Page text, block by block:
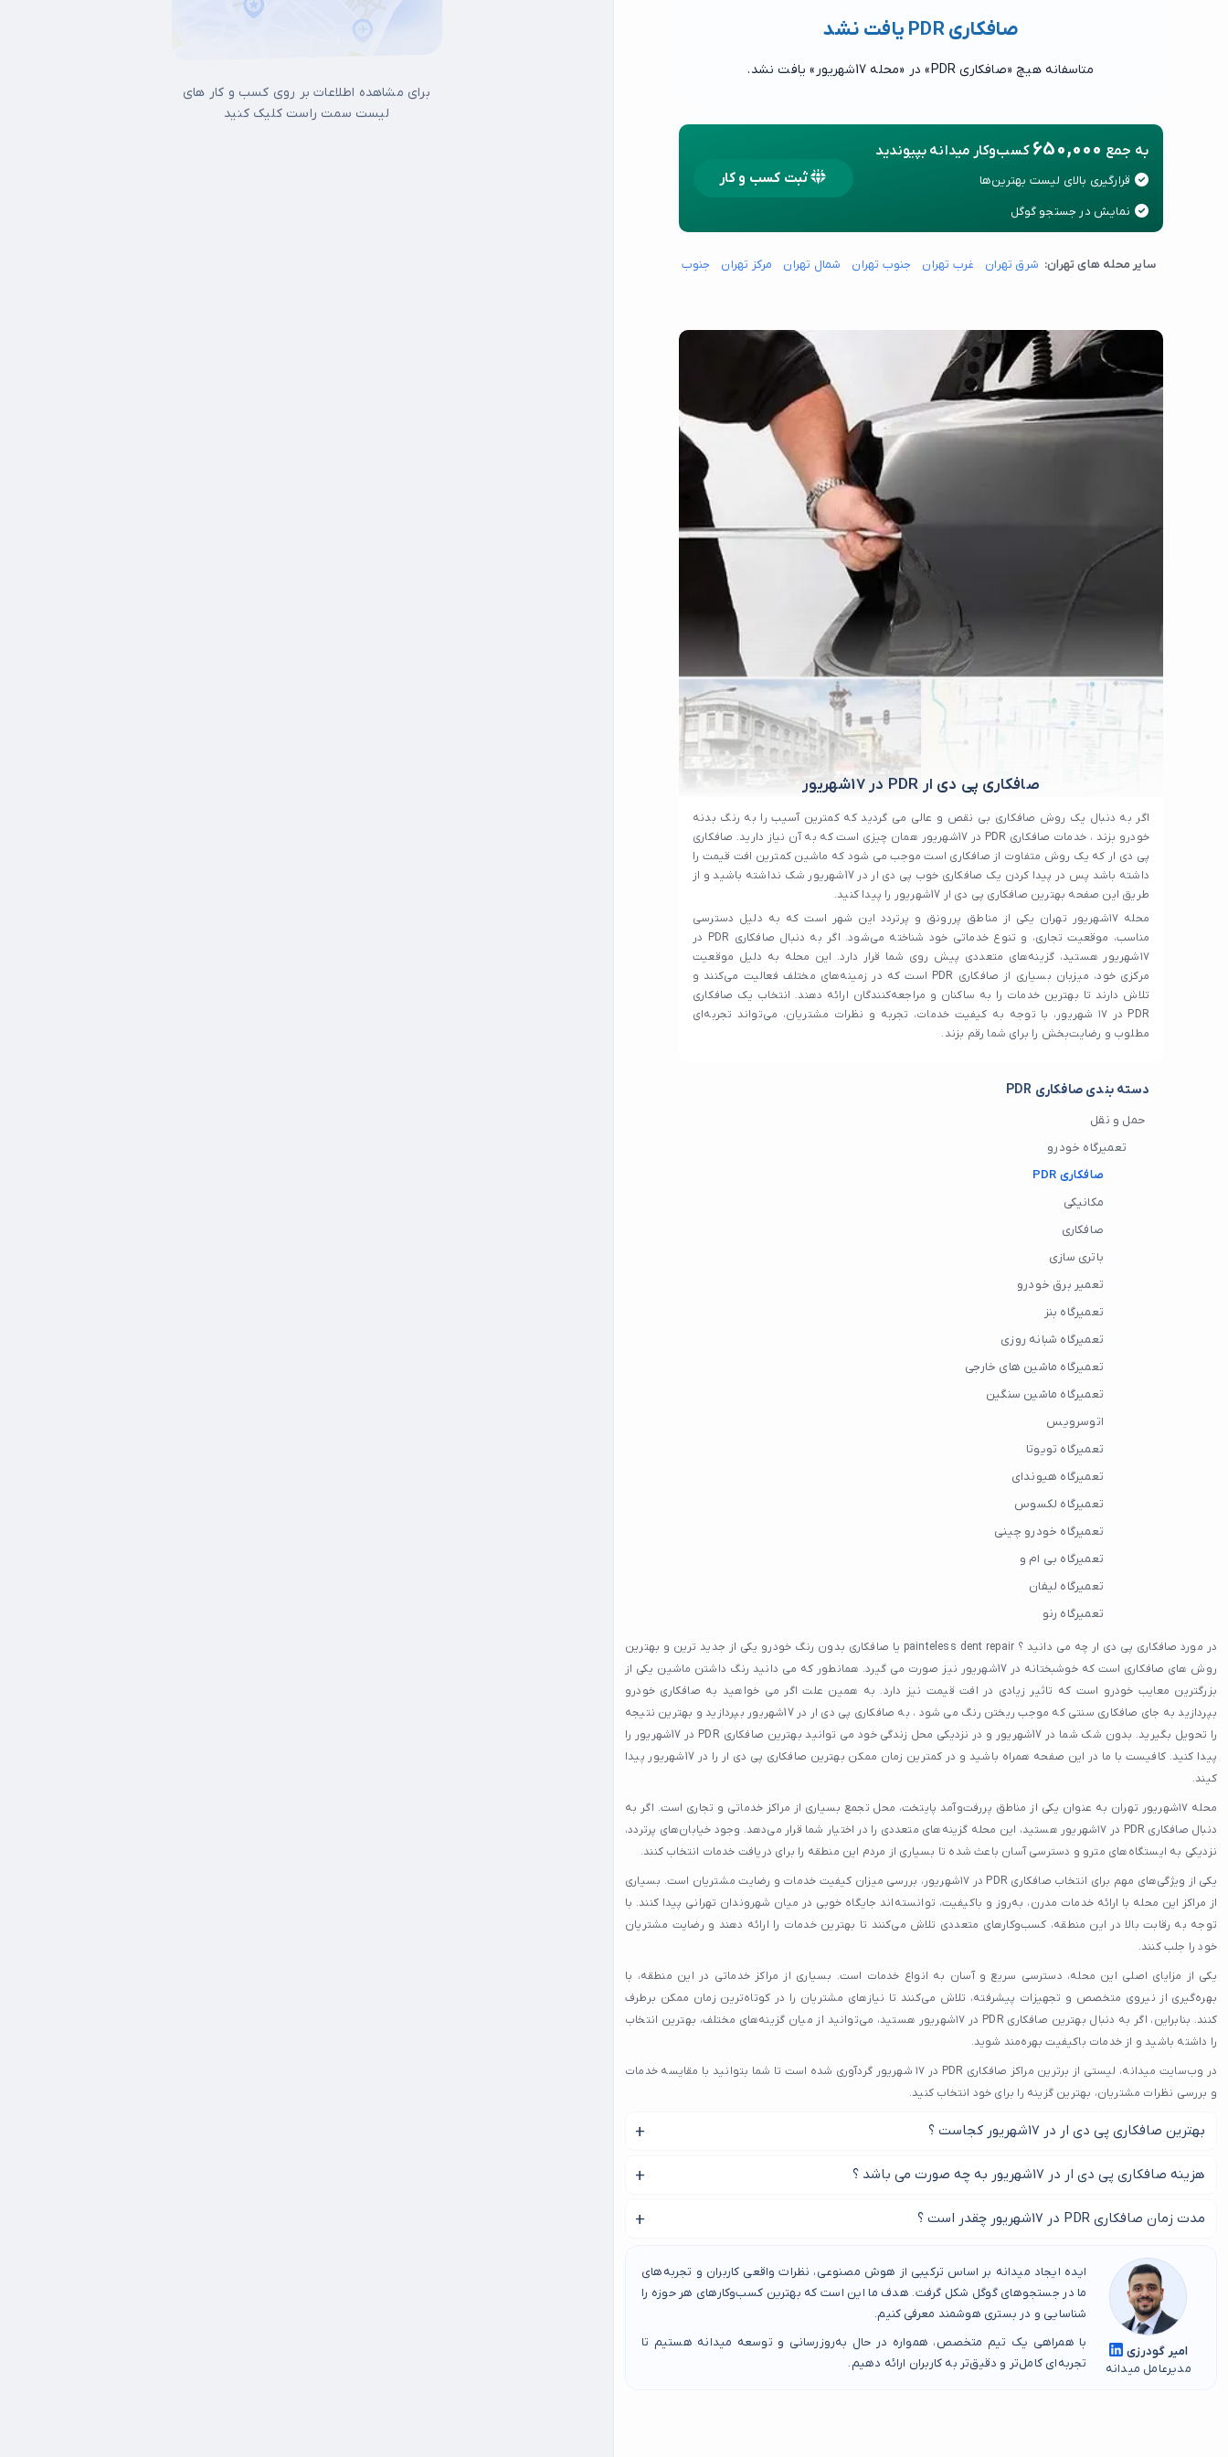
صافکاری PDR یافت نشد
متاسفانه هیچ «صافکاری PDR» در «محله 17شهریور» یافت نشد.
به جمع 650,000 کسب‌وکار میدانه بپیوندید
قرارگیری بالای لیست بهترین‌ها
نمایش در جستجو گوگل
ثبت کسب و کار
سایر محله های تهران: شرق تهران غرب تهران جنوب تهران شمال تهران مرکز تهران جنوب شرق تهران
صافکاری پی دی ار PDR در 17شهریور
اگر به دنبال یک روش صافکاری بی نقص و عالی می گردید که کمترین آسیب را به رنگ بدنه
خودرو بزند ، خدمات صافکاری PDR در 17شهریور همان چیزی است که به آن نیاز دارید. صافکاری
پی دی ار که یک روش متفاوت از صافکاری است موجب می شود که ماشین کمترین افت قیمت را
داشته باشد پس در پیدا کردن یک صافکاری خوب پی دی ار در 17شهریور شک نداشته باشید و از
طریق این صفحه بهترین صافکاری پی دی ار 17شهریور را پیدا کنید.
محله ۱۷شهریور تهران یکی از مناطق پررونق و پرتردد این شهر است که به دلیل دسترسی
مناسب، موقعیت تجاری، و تنوع خدماتی خود شناخته می‌شود. اگر به دنبال صافکاری PDR در
۱۷شهریور هستید، گزینه‌های متعددی پیش روی شما قرار دارد. این محله به دلیل موقعیت
مرکزی خود، میزبان بسیاری از صافکاری PDR‌ است که در زمینه‌های مختلف فعالیت می‌کنند و
تلاش دارند تا بهترین خدمات را به ساکنان و مراجعه‌کنندگان ارائه دهند. انتخاب یک صافکاری
PDR در ۱۷ شهریور، با توجه به کیفیت خدمات، تجربه و نظرات مشتریان، می‌تواند تجربه‌ای
مطلوب و رضایت‌بخش را برای شما رقم بزند.
دسته بندی صافکاری PDR
حمل و نقل
تعمیرگاه خودرو
صافکاری PDR
مکانیکی
صافکاری
باتری سازی
تعمیر برق خودرو
تعمیرگاه بنز
تعمیرگاه شبانه روزی
تعمیرگاه ماشین های خارجی
تعمیرگاه ماشین سنگین
اتوسرویس
تعمیرگاه تویوتا
تعمیرگاه هیوندای
تعمیرگاه لکسوس
تعمیرگاه خودرو چینی
تعمیرگاه بی ام و
تعمیرگاه لیفان
تعمیرگاه رنو
تعمیرگاه میتسوبیشی
تعمیرگاه ام وی ام
تعمیرگاه پورشه
تعمیرگاه مزدا
تعمیرگاه جک
تعمیرگاه گیربکس
تعمیرگاه ولوو
فروشگاه رینگ و لاستیک
لاستیک فروشی
کاور بدنه خودرو
امداد خودرو
تعمیر رادیاتور
باطری سازی شبانه روزی
باطری سازی سیار
مکانیک سیار
پنچرگیری
تعمیرکار خودرو
تنظیم موتور
صافکاری بدون رنگ
در مورد صافکاری پی دی ار چه می دانید ؟ painteless dent repair یا صافکاری بدون رنگ خودرو یکی از جدید ترین و بهترین
روش های صافکاری است که خوشبختانه در 17شهریور نیز صورت می گیرد. همانطور که می دانید رنگ داشتن ماشین یکی از
بزرگترین معایب خودرو است که تاثیر زیادی در افت قیمت نیز دارد. به همین علت اگر می خواهید به صافکاری خودرو
بپردازید به جای صافکاری سنتی که موجب ریختن رنگ می شود ، به صافکاری پی دی ار در 17شهریور بپردازید و بهترین نتیجه
را تحویل بگیرید. بدون شک شما در 17شهریور و در نزدیکی محل زندگی خود می توانید بهترین صافکاری PDR در 17شهریور را
پیدا کنید. کافیست با ما در این صفحه همراه باشید و در کمترین زمان ممکن بهترین صافکاری پی دی ار را در 17شهریور پیدا
کیند.
محله ۱۷شهریور تهران به عنوان یکی از مناطق پررفت‌وآمد پایتخت، محل تجمع بسیاری از مراکز خدماتی و تجاری است. اگر به
دنبال صافکاری PDR در ۱۷شهریور هستید، این محله گزینه‌های متعددی را در اختیار شما قرار می‌دهد. وجود خیابان‌های پرتردد،
نزدیکی به ایستگاه‌های مترو و دسترسی آسان باعث شده تا بسیاری از مردم این منطقه را برای دریافت خدمات انتخاب کنند.
یکی از ویژگی‌های مهم برای انتخاب صافکاری PDR در ۱۷شهریور، بررسی میزان کیفیت خدمات و رضایت مشتریان است. بسیاری
از مراکز این محله با ارائه خدمات مدرن، به‌روز و باکیفیت، توانسته‌اند جایگاه خوبی در میان شهروندان تهرانی پیدا کنند. با
توجه به رقابت بالا در این منطقه، کسب‌وکارهای متعددی تلاش می‌کنند تا بهترین خدمات را ارائه دهند و رضایت مشتریان
خود را جلب کنند.
یکی از مزایای اصلی این محله، دسترسی سریع و آسان به انواع خدمات است. بسیاری از مراکز خدماتی در این منطقه، با
بهره‌گیری از نیروی متخصص و تجهیزات پیشرفته، تلاش می‌کنند تا نیازهای مشتریان را در کوتاه‌ترین زمان ممکن برطرف
کنند. بنابراین، اگر به دنبال بهترین صافکاری PDR در ۱۷شهریور هستید، می‌توانید از میان گزینه‌های مختلف، بهترین انتخاب
را داشته باشید و از خدمات باکیفیت بهره‌مند شوید.
در وب‌سایت میدانه، لیستی از برترین مراکز صافکاری PDR در ۱۷ شهریور گردآوری شده است تا شما بتوانید با مقایسه خدمات
و بررسی نظرات مشتریان، بهترین گزینه را برای خود انتخاب کنید.
بهترین صافکاری پی دی ار در 17شهریور کجاست ؟
برای پیدا کردن بهترین صافکاری پی دی ار در 17شهریور با ما در این مطلب همراه باشید.
هزینه صافکاری پی دی ار در 17شهریور به چه صورت می باشد ؟
طبیعتا صافکاری پی دی ار در 17شهریور به علت پیشرفته تر بودن هزینه بیشتری را نیز به همراه خواهد
مدت زمان صافکاری PDR در 17شهریور چقدر است ؟
بر اساس وسعت آسیب دیدن ماشین شماست که صافکاری پی دی ار مدت زمان های متفاوتی طول می
کشد.
امیر گودرزی
مدیرعامل میدانه
ایده ایجاد میدانه بر اساس ترکیبی از هوش مصنوعی، نظرات واقعی کاربران و تجربه‌های
ما در جستجوهای گوگل شکل گرفت. هدف ما این است که بهترین کسب‌وکارهای هر حوزه را
شناسایی و در بستری هوشمند معرفی کنیم.
با همراهی یک تیم متخصص، همواره در حال به‌روزرسانی و توسعه میدانه هستیم تا
تجربه‌ای کامل‌تر و دقیق‌تر به کاربران ارائه دهیم.
برای مشاهده اطلاعات بر روی کسب و کار های
لیست سمت راست کلیک کنید